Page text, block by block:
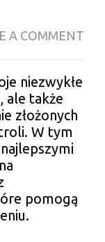
A COMMENT
niezwykłe
ale także
złożonych
W tym
pomogą